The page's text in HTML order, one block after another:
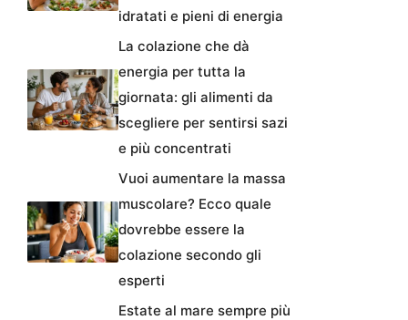
idratati e pieni di energia
La colazione che dà
energia per tutta la
giornata: gli alimenti da
scegliere per sentirsi sazi
e più concentrati
Vuoi aumentare la massa
muscolare? Ecco quale
dovrebbe essere la
colazione secondo gli
esperti
Estate al mare sempre più